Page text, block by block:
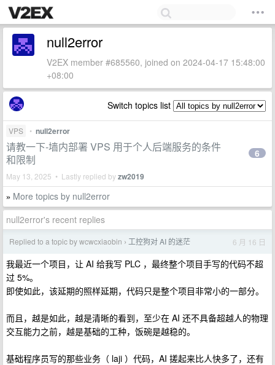
null2error
V2EX member #685560, joined on 2024-04-17 15:48:00
+08:00
Switch topics list
VPS • null2error
请教一下-墙内部署 VPS 用于个人后端服务的条件
和限制
May 13, 2025 • Lastly replied byzw2019
6
» More topics by null2error
null2error's recent replies
Replied to a topic by wcwcxiaobin › 工控狗对 AI 的迷茫 6 月 16 日
我最近一个项目，让 AI 给我写 PLC ，最终整个项目手写的代码不超
过 5%。
即使如此，该延期的照样延期，代码只是整个项目非常小的一部分。
而且，越是如此，越是清晰的看到，至少在 AI 还不具备超越人的物理
交互能力之前，越是基础的工种，饭碗是越稳的。
基础程序员写的那些业务（ laji ）代码，AI 搓起来比人快多了，还有